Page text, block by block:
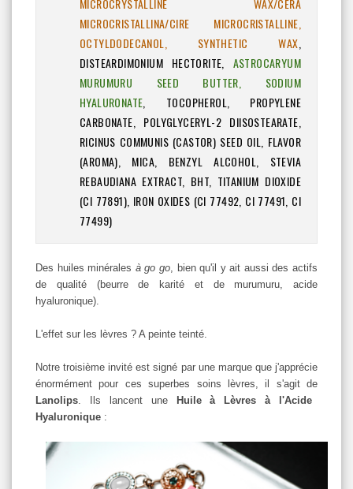
MICROCRYSTALLINE WAX/CERA
MICROCRISTALLINA/CIRE MICROCRISTALLINE,
OCTYLDODECANOL, SYNTHETIC WAX,
DISTEARDIMONIUM HECTORITE, ASTROCARYUM
MURUMURU SEED BUTTER, SODIUM
HYALURONATE, TOCOPHEROL, PROPYLENE
CARBONATE, POLYGLYCERYL-2 DIISOSTEARATE,
RICINUS COMMUNIS (CASTOR) SEED OIL, FLAVOR
(AROMA), MICA, BENZYL ALCOHOL, STEVIA
REBAUDIANA EXTRACT, BHT, TITANIUM DIOXIDE
(CI 77891), IRON OXIDES (CI 77492, CI 77491, CI
77499)
Des huiles minérales à go go, bien qu'il y ait aussi des actifs
de qualité (beurre de karité et de murumuru, acide
hyaluronique).
L'effet sur les lèvres ? A peinte teinté.
Notre troisième invité est signé par une marque que j'apprécie
énormément pour ces superbes soins lèvres, il s'agit de
Lanolips. Ils lancent une
Huile à Lèvres à l'Acide
Hyaluronique :